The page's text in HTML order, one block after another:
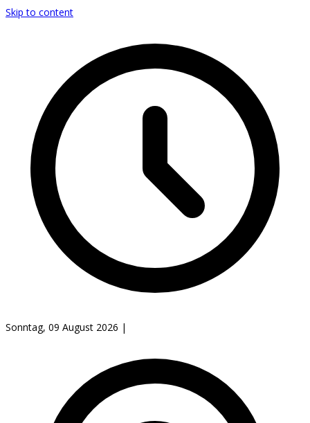
Skip to content
Sonntag, 09 August 2026 |